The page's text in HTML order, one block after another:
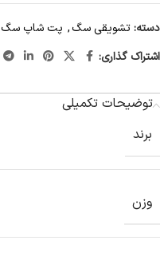
دسته:تشویقی سگ, پت شاپ سگ
اشتراک گذاری:
توضیحات تکمیلی
برند
وزن